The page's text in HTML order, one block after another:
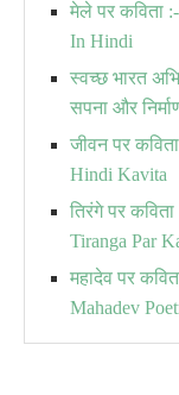
मेले पर कविता
In Hindi
स्वच्छ भारत
सपना और
जीवन पर
Hindi Kavita
तिरंगे पर कविता
Tiranga Par
महादेव पर
Mahadev